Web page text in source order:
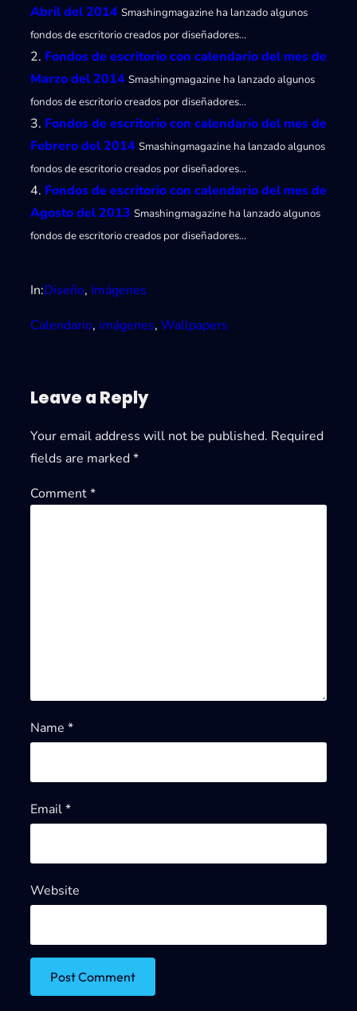
Abril del 2014 Smashingmagazine ha lanzado algunos
fondos de escritorio creados por diseñadores…
Fondos de escritorio con calendario del mes de
Marzo del 2014 Smashingmagazine ha lanzado algunos
fondos de escritorio creados por diseñadores…
Fondos de escritorio con calendario del mes de
Febrero del 2014 Smashingmagazine ha lanzado algunos
fondos de escritorio creados por diseñadores…
Fondos de escritorio con calendario del mes de
Agosto del 2013 Smashingmagazine ha lanzado algunos
fondos de escritorio creados por diseñadores…
In:Diseño, Imágenes
Calendario, imágenes, Wallpapers
Leave a Reply
Your email address will not be published. Required
fields are marked*
Comment*
Name *
Email*
Website